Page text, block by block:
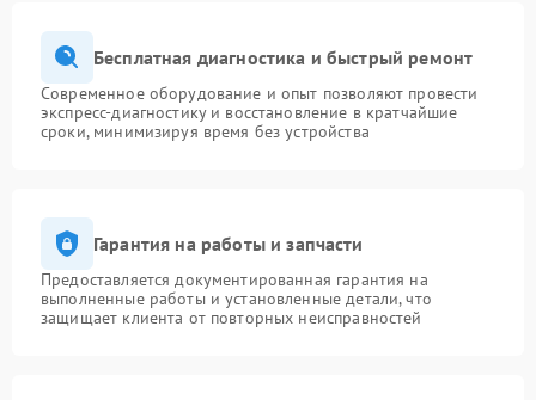
Бесплатная диагностика и быстрый ремонт
Современное оборудование и опыт позволяют провести
экспресс-диагностику и восстановление в кратчайшие
сроки, минимизируя время без устройства
Гарантия на работы и запчасти
Предоставляется документированная гарантия на
выполненные работы и установленные детали, что
защищает клиента от повторных неисправностей